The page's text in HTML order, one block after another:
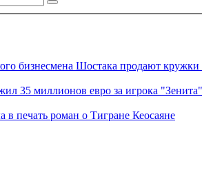
бизнесмена Шостака продают кружки
35 миллионов евро за игрока
в печать роман о Тигране Кеосаяне